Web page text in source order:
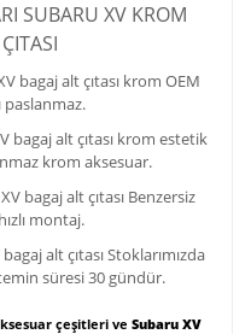
SUBARU XV KROM
bagaj alt çıtası krom OEM
paslanmaz.
bagaj alt çıtası krom estetik
krom aksesuar.
bagaj alt çıtası Benzersiz
montaj.
bagaj alt çıtasıStoklarımızda
süresi 30 gündür.
çeşitleri ve Subaru XV